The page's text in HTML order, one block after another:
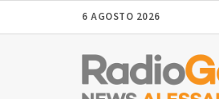
6 AGOSTO 2026